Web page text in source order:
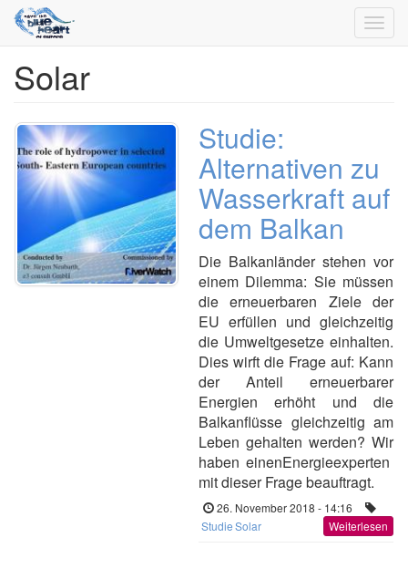
Direkt
zum
Solar
Studie:
Alternativen zu
Wasserkraft auf
dem Balkan
Die Balkanländer stehen vor
einem Dilemma: Sie müssen
die erneuerbaren Ziele der
EU erfüllen und gleichzeitig
die Umweltgesetze einhalten.
Dies wirft die Frage auf: Kann
der Anteil erneuerbarer
Energien erhöht und die
Balkanflüsse gleichzeitig am
Leben gehalten werden? Wir
haben einenEnergieexperten
mit dieser Frage beauftragt.
26. November 2018 - 14:16
StudieSolar Weiterlesen